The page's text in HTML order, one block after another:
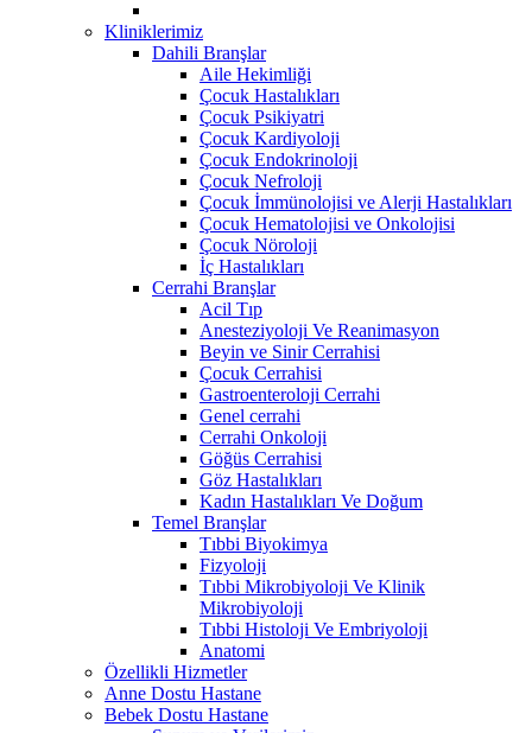
Kliniklerimiz
Dahili Branşlar
Aile Hekimliği
Çocuk Hastalıkları
Çocuk Psikiyatri
Çocuk Kardiyoloji
Çocuk Endokrinoloji
Çocuk Nefroloji
Çocuk İmmünolojisi ve Alerji Hastalıkları
Çocuk Hematolojisi ve Onkolojisi
Çocuk Nöroloji
İç Hastalıkları
Cerrahi Branşlar
Acil Tıp
Anesteziyoloji Ve Reanimasyon
Beyin ve Sinir Cerrahisi
Çocuk Cerrahisi
Gastroenteroloji Cerrahi
Genel cerrahi
Cerrahi Onkoloji
Göğüs Cerrahisi
Göz Hastalıkları
Kadın Hastalıkları Ve Doğum
Temel Branşlar
Tıbbi Biyokimya
Fizyoloji
Tıbbi Mikrobiyoloji Ve Klinik
Mikrobiyoloji
Tıbbi Histoloji Ve Embriyoloji
Anatomi
Özellikli Hizmetler
Anne Dostu Hastane
Bebek Dostu Hastane